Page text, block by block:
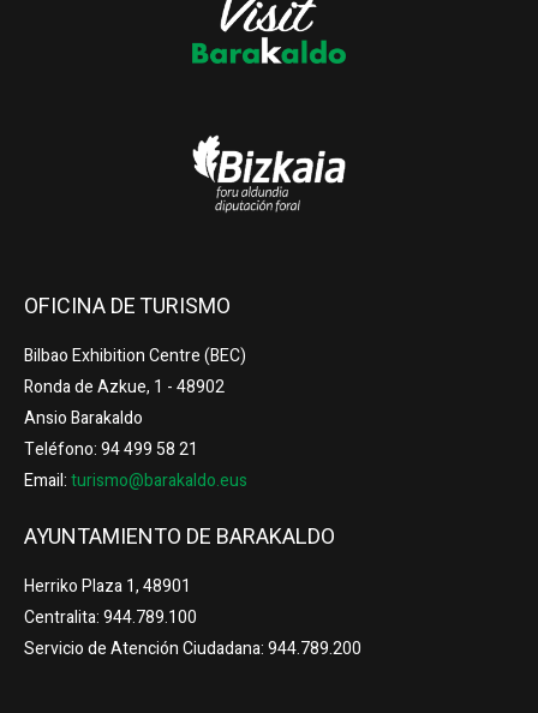
OFICINA DE TURISMO
Bilbao Exhibition Centre (BEC)
Ronda de Azkue, 1 - 48902
Ansio Barakaldo
Teléfono: 94 499 58 21
Email:turismo@barakaldo.eus
AYUNTAMIENTO DE BARAKALDO
Herriko Plaza 1, 48901
Centralita: 944.789.100
Servicio de Atención Ciudadana: 944.789.200